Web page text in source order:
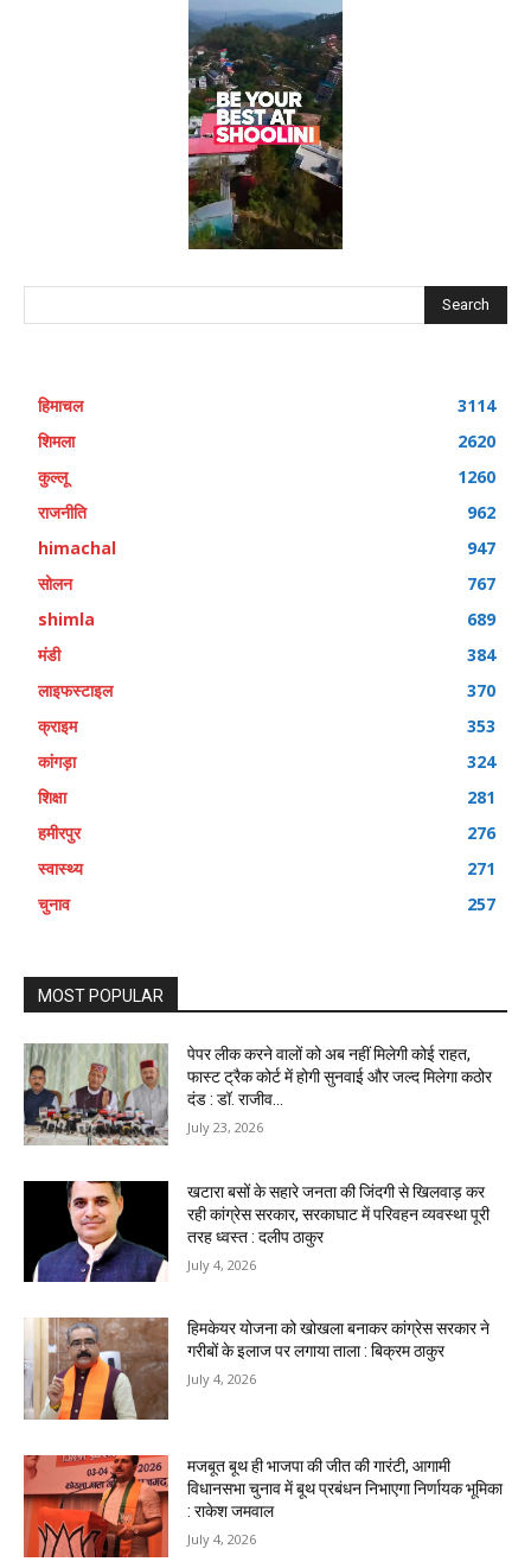
Search
हिमाचल
3114
शिमला
2620
कुल्लू
1260
राजनीति
962
himachal
947
सोलन
767
shimla
689
मंडी
384
लाइफस्टाइल
370
क्राइम
353
कांगड़ा
324
शिक्षा
281
हमीरपुर
276
स्वास्थ्य
271
चुनाव
257
MOST POPULAR
पेपर लीक करने वालों को अब नहीं मिलेगी कोई राहत,
फास्ट ट्रैक कोर्ट में होगी सुनवाई और जल्द मिलेगा कठोर
दंड : डॉ. राजीव...
July 23, 2026
खटारा बसों के सहारे जनता की जिंदगी से खिलवाड़ कर
रही कांग्रेस सरकार, सरकाघाट में परिवहन व्यवस्था पूरी
तरह ध्वस्त : दलीप ठाकुर
July 4, 2026
हिमकेयर योजना को खोखला बनाकर कांग्रेस सरकार ने
गरीबों के इलाज पर लगाया ताला : बिक्रम ठाकुर
July 4, 2026
मजबूत बूथ ही भाजपा की जीत की गारंटी, आगामी
विधानसभा चुनाव में बूथ प्रबंधन निभाएगा निर्णायक भूमिका
: राकेश जमवाल
July 4, 2026